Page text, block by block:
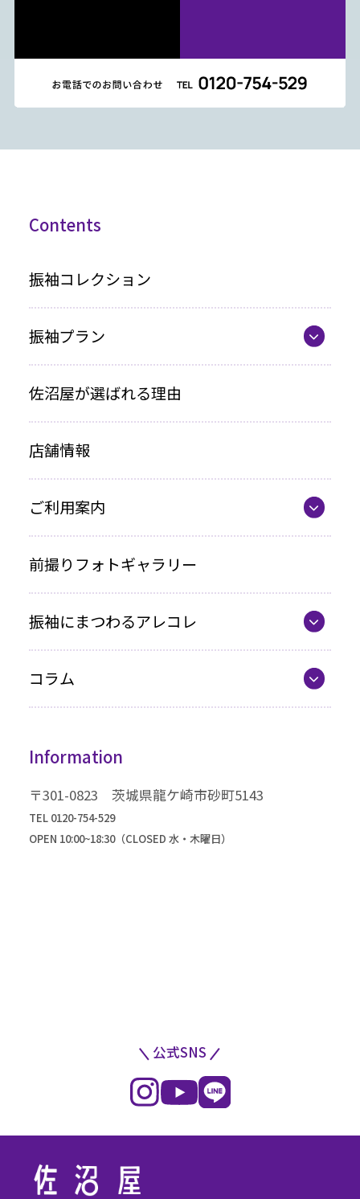
Contents
振袖コレクション
振袖プラン
レンタルプラン
お買い上げプラン
ママ振プラン
写真のみプラン
佐沼屋が選ばれる理由
店舗情報
ご利用案内
各種お支払い方法
車いすをご利用の方へ
企業情報
前撮りフォトギャラリー
振袖にまつわるアレコレ
振袖選びQ&A
振袖ドレス
高級振袖コレクション
コラム
成人式までの流れ
Information
〒301-0823 茨城県龍ケ崎市砂町5143
TEL 0120-754-529
OPEN 10:00~18:30（CLOSED 水・木曜日）
公式SNS